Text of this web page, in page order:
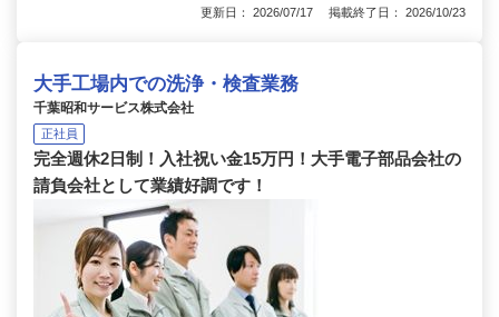
更新日： 2026/07/17 掲載終了日： 2026/10/23
大手工場内での洗浄・検査業務
千葉昭和サービス株式会社
正社員
完全週休2日制！入社祝い金15万円！大手電子部品会社の
請負会社として業績好調です！